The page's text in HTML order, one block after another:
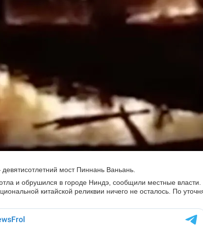
мост Пиннань Ваньань.
и обрушился в городе Ниндэ, сообщили местные власти.
китайской реликвии ничего не осталось. По